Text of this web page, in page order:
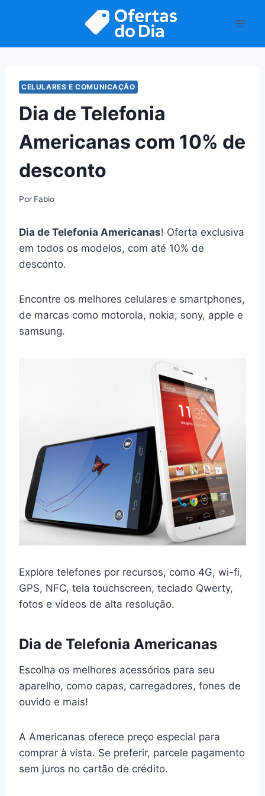
CELULARES E COMUNICAÇÃO
Dia de Telefonia
Americanas com 10% de
desconto
Por Fabio
Dia de Telefonia Americanas! Oferta exclusiva
em todos os modelos, com até 10% de
desconto.
Encontre os melhores celulares e smartphones,
de marcas como motorola, nokia, sony, apple e
samsung.
Explore telefones por recursos, como 4G, wi-fi,
GPS, NFC, tela touchscreen, teclado Qwerty,
fotos e vídeos de alta resolução.
Dia de Telefonia Americanas
Escolha os melhores acessórios para seu
aparelho, como capas, carregadores, fones de
ouvido e mais!
A Americanas oferece preço especial para
comprar à vista. Se preferir, parcele pagamento
sem juros no cartão de crédito.